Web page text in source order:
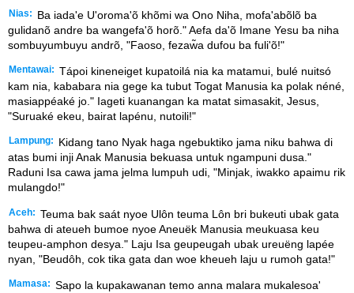
Nias:
Ba iada'e U'oroma'õ khõmi wa Ono Niha, mofa'abõlõ ba
gulidanõ andre ba wangefa'õ horõ." Aefa da'õ Imane Yesu ba niha
sombuyumbuyu andrõ, "Faoso, fezaw̃a dufou ba fuli'õ!"
Mentawai: Tápoi kineneiget kupatoilá nia ka matamui, bulé nuitsó
kam nia, kababara nia gege ka tubut Togat Manusia ka polak néné,
masiappéaké jo." Iageti kuanangan ka matat simasakit, Jesus,
"Suruaké ekeu, bairat lapénu, nutoili!"
Lampung:
Kidang tano Nyak haga ngebuktiko jama niku bahwa di
atas bumi inji Anak Manusia bekuasa untuk ngampuni dusa."
Raduni Isa cawa jama jelma lumpuh udi, "Minjak, iwakko apaimu rik
mulangdo!"
Aceh: Teuma bak saát nyoe Ulôn teuma Lôn bri bukeuti ubak gata
bahwa di ateueh bumoe nyoe Aneuëk Manusia meukuasa keu
teupeu-amphon desya." Laju Isa geupeugah ubak ureuëng lapée
nyan, "Beudôh, cok tika gata dan woe kheueh laju u rumoh gata!"
Mamasa: Sapo la kupakawanan temo anna malara mukalesoa'